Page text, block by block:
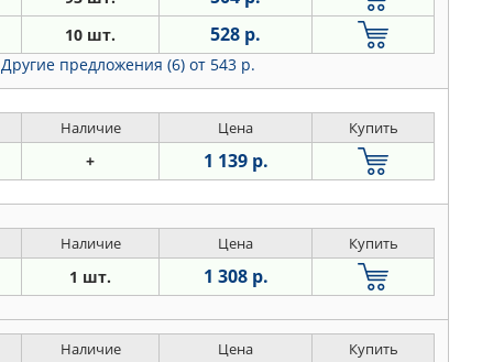
10 шт. 528 р.
Другие предложения (6) от 543 р.
Наличие Цена Купить
+ 1 139 р.
Наличие Цена Купить
1 шт. 1 308 р.
Наличие Цена Купить